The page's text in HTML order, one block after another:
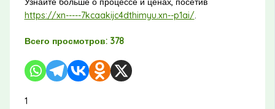
https://xn-----7kcaakijc4dthimyu.xn--p1ai/.
Всего просмотров: 378
1